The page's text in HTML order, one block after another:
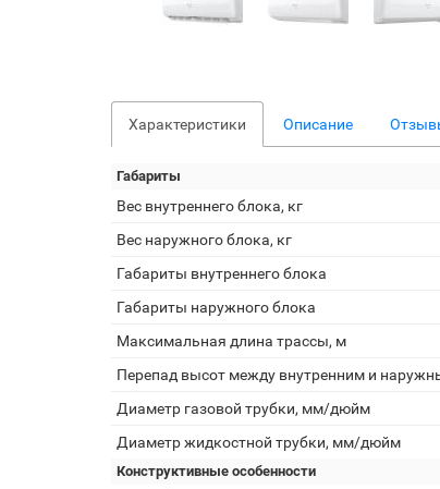
Характеристики Описание
Габариты
Вес внутреннего блока, кг
Вес наружного блока, кг
Габариты внутреннего блока
Габариты наружного блока
Максимальная длина трассы, м
Перепад высот между внутренним и
Диаметр газовой трубки, мм/дюйм
Диаметр жидкостной трубки, мм/дюйм
Конструктивные особенности